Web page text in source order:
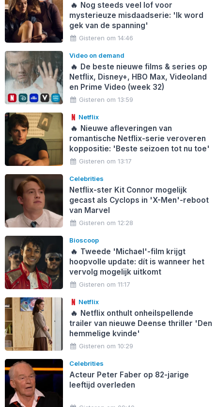
🔥 Nog steeds veel lof voor
mysterieuze misdaadserie: 'Ik word
gek van de spanning'
Gisteren om 14:46
Video on demand
🔥 De beste nieuwe films & series op
Netflix, Disney+, HBO Max, Videoland
en Prime Video (week 32)
Gisteren om 13:59
Netflix
🔥 Nieuwe afleveringen van
romantische Netflix-serie veroveren
koppositie: 'Beste seizoen tot nu toe'
Gisteren om 13:17
Celebrities
Netflix-ster Kit Connor mogelijk
gecast als Cyclops in 'X-Men'-reboot
van Marvel
Gisteren om 12:28
Bioscoop
🔥 Tweede 'Michael'-film krijgt
hoopvolle update: dít is wanneer het
vervolg mogelijk uitkomt
Gisteren om 11:17
Netflix
🔥 Netflix onthult onheilspellende
trailer van nieuwe Deense thriller 'Den
hemmelige kvinde'
Gisteren om 10:29
Celebrities
Acteur Peter Faber op 82-jarige
leeftijd overleden